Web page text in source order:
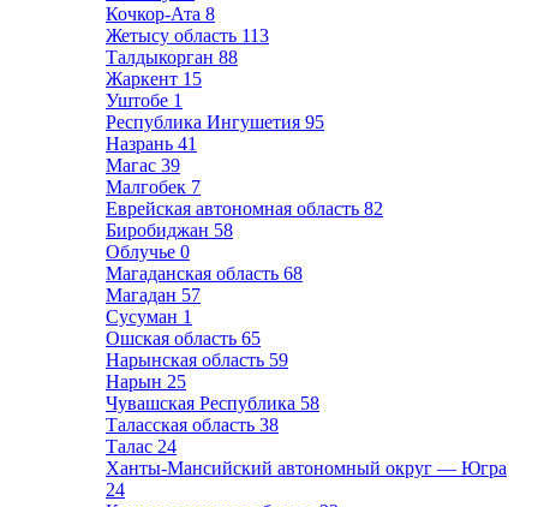
Кочкор-Ата 8
Жетысу область 113
Талдыкорган 88
Жаркент 15
Уштобе 1
Республика Ингушетия 95
Назрань 41
Магас 39
Малгобек 7
Еврейская автономная область 82
Биробиджан 58
Облучье 0
Магаданская область 68
Магадан 57
Сусуман 1
Ошская область 65
Нарынская область 59
Нарын 25
Чувашская Республика 58
Таласская область 38
Талас 24
Ханты-Мансийский автономный округ — Югра
24